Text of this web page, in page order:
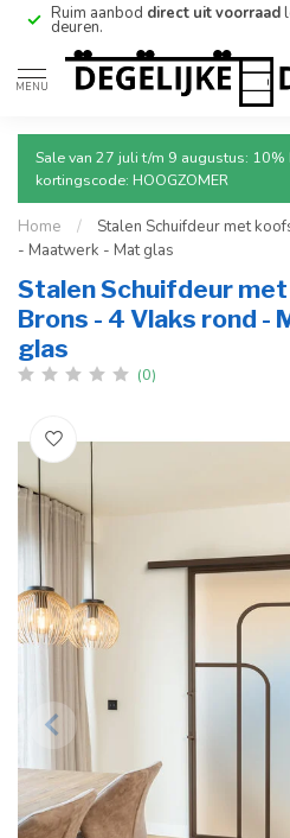
Ruim aanbod direct uit voorraad
deuren.
MENU
Sale van 27 juli t/m 9 augustus:
kortingscode: HOOGZOMER
Home /
Stalen Schuifdeur met
- Maatwerk - Mat glas
Stalen Schuifdeur
Brons - 4 Vlaks rond -
glas
(0)